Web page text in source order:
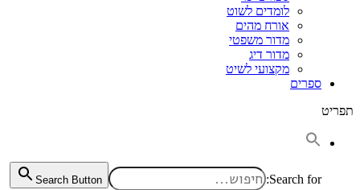
לומדים לשוט
אורח מהים
מדור משפטי
מדור דיג
מקצועי לשיט
ספרים
תפריט
Search for:
Search Button